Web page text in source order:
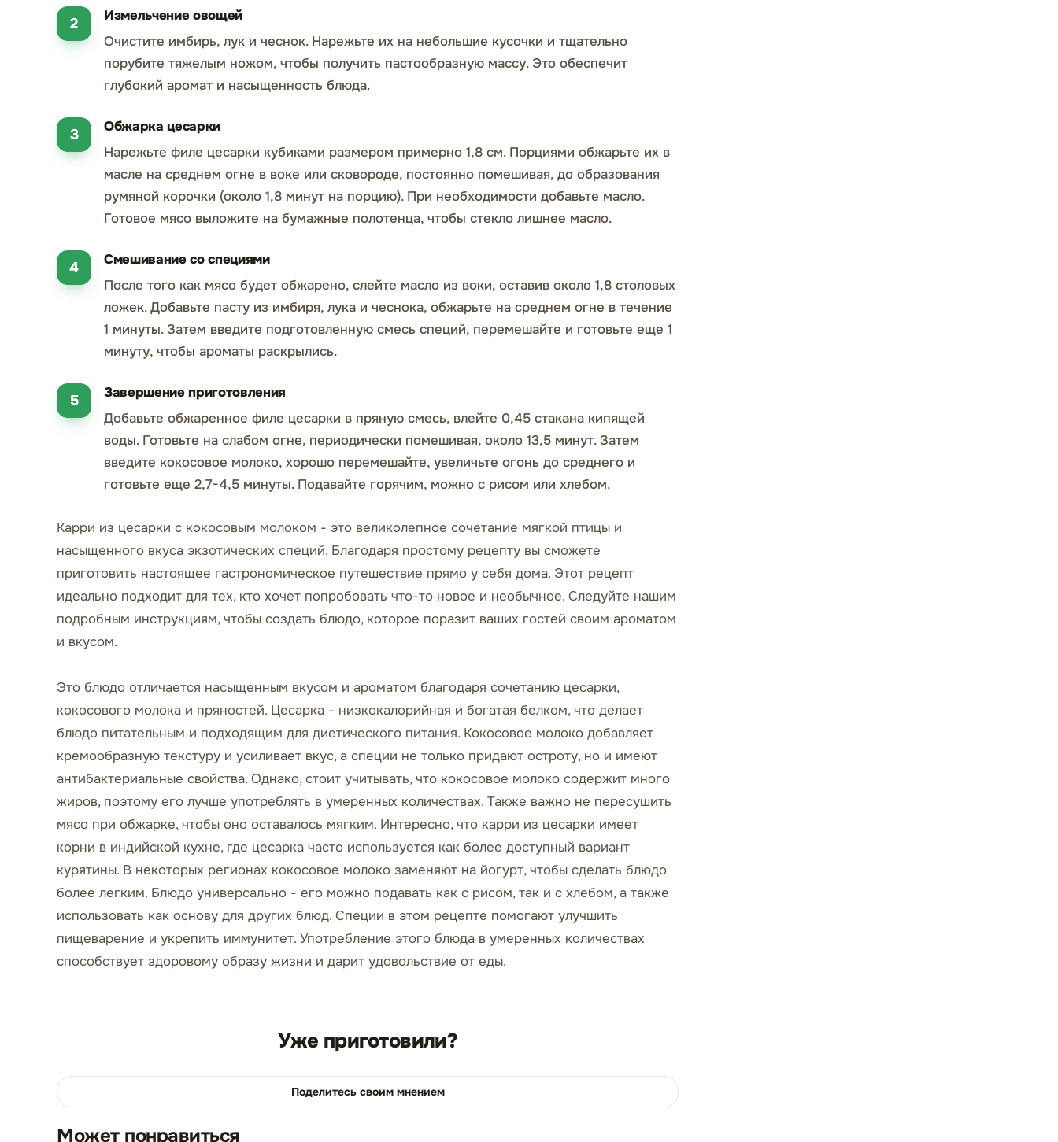
Измельчение овощей
Очистите имбирь, лук и чеснок. Нарежьте их на небольшие кусочки и тщательно
порубите тяжелым ножом, чтобы получить пастообразную массу. Это обеспечит
глубокий аромат и насыщенность блюда.
Обжарка цесарки
Нарежьте филе цесарки кубиками размером примерно 1,8 см. Порциями обжарьте их в
масле на среднем огне в воке или сковороде, постоянно помешивая, до образования
румяной корочки (около 1,8 минут на порцию). При необходимости добавьте масло.
Готовое мясо выложите на бумажные полотенца, чтобы стекло лишнее масло.
Смешивание со специями
После того как мясо будет обжарено, слейте масло из воки, оставив около 1,8 столовых
ложек. Добавьте пасту из имбиря, лука и чеснока, обжарьте на среднем огне в течение
1 минуты. Затем введите подготовленную смесь специй, перемешайте и готовьте еще 1
минуту, чтобы ароматы раскрылись.
Завершение приготовления
Добавьте обжаренное филе цесарки в пряную смесь, влейте 0,45 стакана кипящей
воды. Готовьте на слабом огне, периодически помешивая, около 13,5 минут. Затем
введите кокосовое молоко, хорошо перемешайте, увеличьте огонь до среднего и
готовьте еще 2,7-4,5 минуты. Подавайте горячим, можно с рисом или хлебом.
Карри из цесарки с кокосовым молоком - это великолепное сочетание мягкой птицы и
насыщенного вкуса экзотических специй. Благодаря простому рецепту вы сможете
приготовить настоящее гастрономическое путешествие прямо у себя дома. Этот рецепт
идеально подходит для тех, кто хочет попробовать что-то новое и необычное. Следуйте нашим
подробным инструкциям, чтобы создать блюдо, которое поразит ваших гостей своим ароматом
и вкусом.
Это блюдо отличается насыщенным вкусом и ароматом благодаря сочетанию цесарки,
кокосового молока и пряностей. Цесарка - низкокалорийная и богатая белком, что делает
блюдо питательным и подходящим для диетического питания. Кокосовое молоко добавляет
кремообразную текстуру и усиливает вкус, а специи не только придают остроту, но и имеют
антибактериальные свойства. Однако, стоит учитывать, что кокосовое молоко содержит много
жиров, поэтому его лучше употреблять в умеренных количествах. Также важно не пересушить
мясо при обжарке, чтобы оно оставалось мягким. Интересно, что карри из цесарки имеет
корни в индийской кухне, где цесарка часто используется как более доступный вариант
курятины. В некоторых регионах кокосовое молоко заменяют на йогурт, чтобы сделать блюдо
более легким. Блюдо универсально - его можно подавать как с рисом, так и с хлебом, а также
использовать как основу для других блюд. Специи в этом рецепте помогают улучшить
пищеварение и укрепить иммунитет. Употребление этого блюда в умеренных количествах
способствует здоровому образу жизни и дарит удовольствие от еды.
Уже приготовили?
Поделитесь своим мнением
Может понравиться